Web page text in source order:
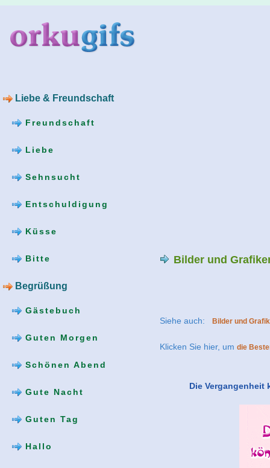
Liebe & Freundschaft
Freundschaft
Liebe
Sehnsucht
Entschuldigung
Küsse
Bitte
Begrüßung
Gästebuch
Guten Morgen
Schönen Abend
Gute Nacht
Guten Tag
Hallo
Bilder und
Siehe auch: Bilder und
Klicken Sie hier, um die
Die